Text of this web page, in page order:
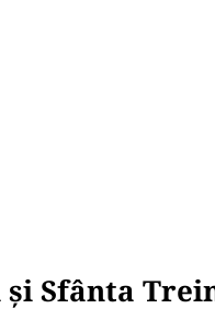
Sfânta